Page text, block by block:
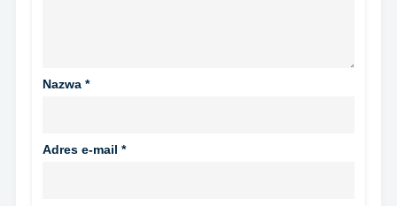
Nazwa *
Adres e-mail *